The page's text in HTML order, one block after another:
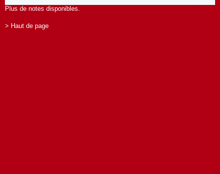
Plus de notes disponibles.
> Haut de page